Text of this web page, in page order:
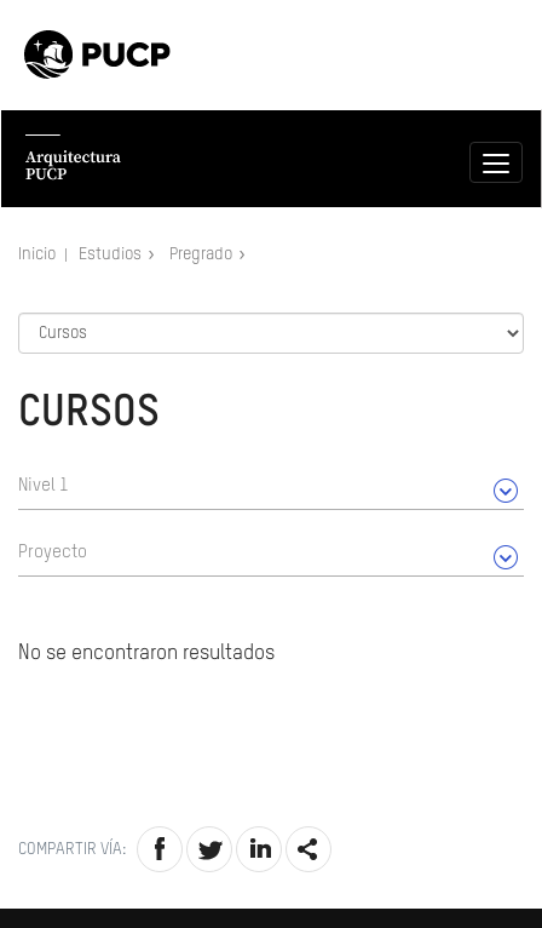
Inicio Estudios Pregrado
CURSOS
Nivel 1
Proyecto
No se encontraron resultados
COMPARTIR VÍA: